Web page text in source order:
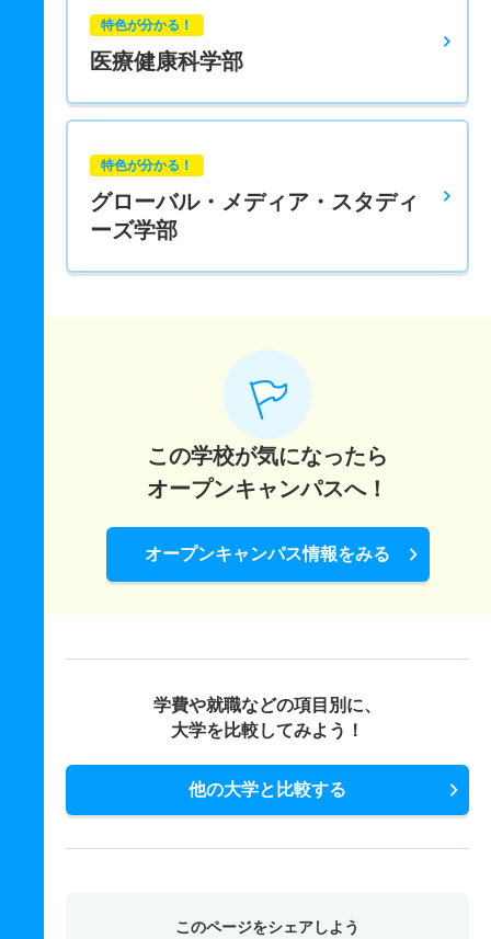
特色が分かる！
医療健康科学部
特色が分かる！
グローバル・メディア・スタディ
ーズ学部
この学校が気になったら
オープンキャンパスへ！
オープンキャンパス情報をみる
学費や就職などの項目別に、
大学を比較してみよう！
他の大学と比較する
このページをシェアしよう